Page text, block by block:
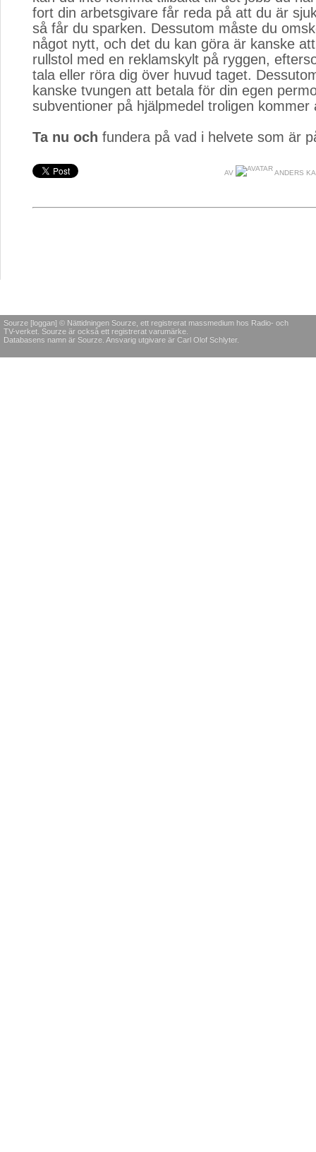
fort din arbetsgivare får reda på att du är
så får du sparken. Dessutom måste du
något nytt, och det du kan göra är kanske
rullstol med en reklamskylt på ryggen,
tala eller röra dig över huvud taget.
kanske tvungen att betala för din egen
subventioner på hjälpmedel troligen kommer
Ta nu och fundera på vad i helvete som är
AV ANDERS
Sourze [loggan] © Nättidningen Sourze, ett registrerat massmedium hos Radio- och
TV-verket. Sourze är också ett registrerat varumärke.
Databasens namn är Sourze. Ansvarig utgivare är Carl Olof Schlyter.